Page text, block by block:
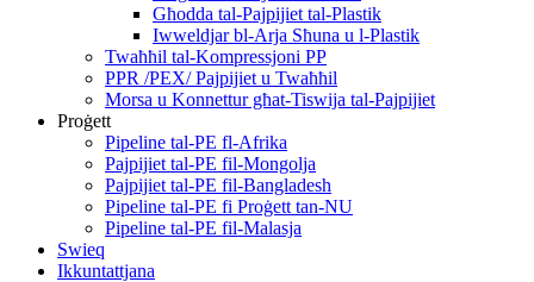
Għodda tal-Pajpijiet tal-Plastik
Iwweldjar bl-Arja Sħuna u l-Plastik
Twaħħil tal-Kompressjoni PP
PPR /PEX/ Pajpijiet u Twaħħil
Morsa u Konnettur għat-Tiswija tal-Pajpijiet
Proġett
Pipeline tal-PE fl-Afrika
Pajpijiet tal-PE fil-Mongolja
Pajpijiet tal-PE fil-Bangladesh
Pipeline tal-PE fi Proġett tan-NU
Pipeline tal-PE fil-Malasja
Swieq
Ikkuntattjana